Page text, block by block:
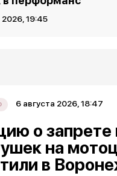
2026, 19:45
6 августа 2026, 18:47
о запрете
на
в